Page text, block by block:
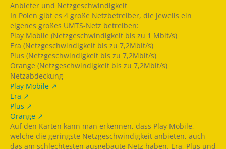
Anbieter und Netzgeschwindigkeit
In Polen gibt es 4 große Netzbetreiber, die jeweils ein
eigenes großes UMTS-Netz betreiben:
Play Mobile (Netzgeschwindigkeit bis zu 1 Mbit/s)
Era (Netzgeschwindigkeit bis zu 7,2Mbit/s)
Plus (Netzgeschwindigkeit bis zu 7,2Mbit/s)
Orange (Netzgeschwindigkeit bis zu 7,2Mbit/s)
Netzabdeckung
Play Mobile
Era
Plus
Orange
Auf den Karten kann man erkennen, dass Play Mobile,
welche die geringste Netzgeschwindigkeit anbieten, auch
das am schlechtesten ausgebaute Netz haben. Era, Plus und